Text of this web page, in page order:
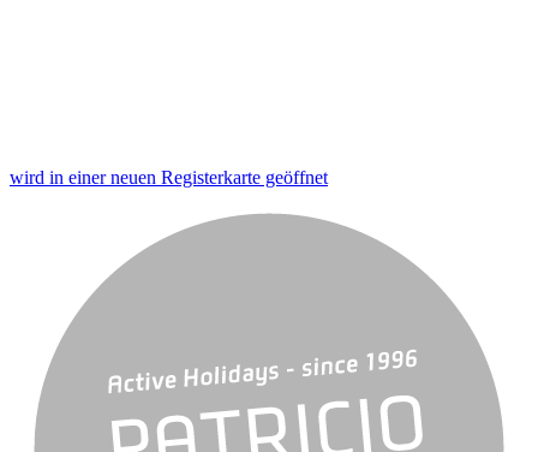
wird in einer neuen Registerkarte geöffnet